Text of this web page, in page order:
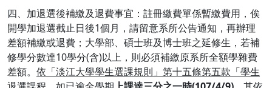
四、加退選後補繳及退費事宜：註冊繳費單係暫繳費用，俟
開學加退選截止日後1個月，請留意系所公告通知，再辦理
差額補繳或退費；大學部、碩士班及博士班之延修生，若補
修學分數達10學分(含)以上，則必須補繳原系所全額學雜費
差額。 依「淡江大學學生選課規則」第十五條第五款「學生